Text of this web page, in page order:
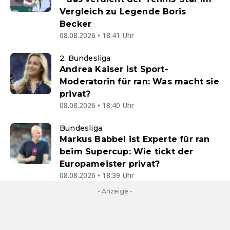
Vergleich zu Legende Boris
Becker
08.08.2026 • 18:41 Uhr
2. Bundesliga
Andrea Kaiser ist Sport-
Moderatorin für ran: Was macht sie
privat?
08.08.2026 • 18:40 Uhr
Bundesliga
Markus Babbel ist Experte für ran
beim Supercup: Wie tickt der
Europameister privat?
08.08.2026 • 18:39 Uhr
- Anzeige -